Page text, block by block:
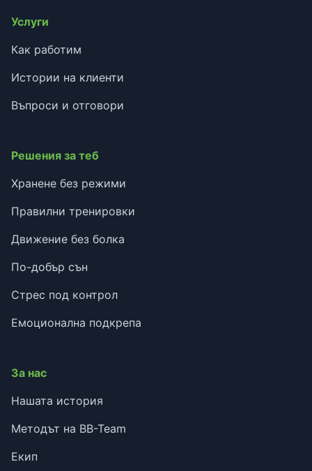
Услуги
Как работим
Истории на клиенти
Въпроси и отговори
Решения за теб
Хранене без режими
Правилни тренировки
Движение без болка
По-добър сън
Стрес под контрол
Емоционална подкрепа
За нас
Нашата история
Методът на BB-Team
Екип